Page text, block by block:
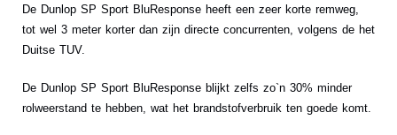
De Dunlop SP Sport BluResponse heeft een zeer korte remweg,
tot wel 3 meter korter dan zijn directe concurrenten, volgens de het
Duitse TUV.
De Dunlop SP Sport BluResponse blijkt zelfs zo`n 30% minder
rolweerstand te hebben, wat het brandstofverbruik ten goede komt.